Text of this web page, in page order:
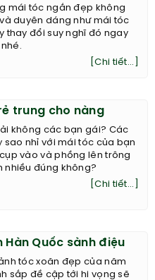
mái tóc ngắn đẹp không
duyên dáng như mái tóc
thay đổi suy nghĩ đó ngay
[Chi tiết...]
trung cho nàng
không các bạn gái? Các
sao nhỉ với mái tóc của bạn
vào và phồng lên trông
nhiều đúng không?
[Chi tiết...]
Quốc sành điệu
tóc xoăn đẹp của năm
sắp đề cập tới hi vọng sẽ